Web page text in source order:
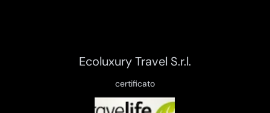
Ecoluxury Travel S.r.l.
certificato